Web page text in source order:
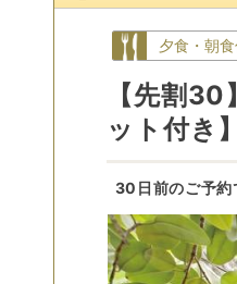
夕食・朝食
【先割
ット付き
30日前のご予